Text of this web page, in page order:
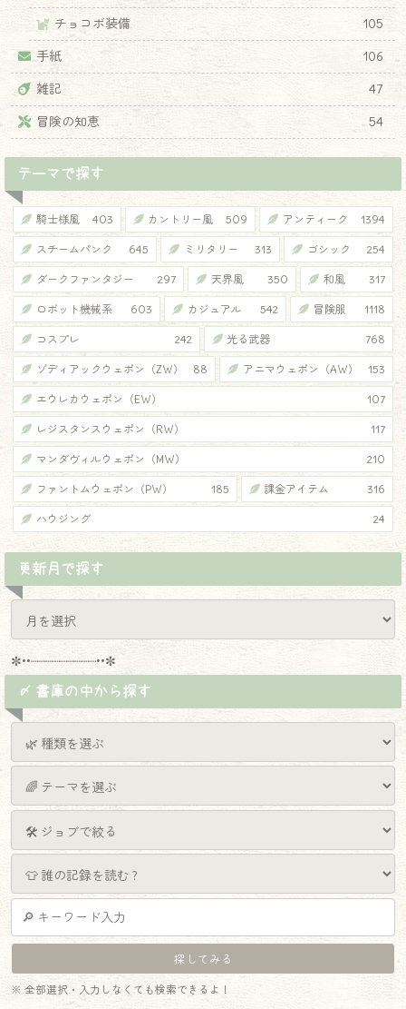
チョコボ装備
105
手紙
106
雑記
47
冒険の知恵
54
テーマで探す
騎士様風 403 カントリー風 509 アンティーク 1394
スチームパンク 645 ミリタリー 313 ゴシック 254
ダークファンタジー 297 天界風 350 和風 317
ロボット機械系 603 カジュアル 542 冒険服 1118
コスプレ 242 光る武器 768
ゾディアックウェポン（ZW） 88 アニマウェポン（AW） 153
エウレカウェポン（EW） 107
レジスタンスウェポン（RW） 117
マンダヴィルウェポン（MW） 210
ファントムウェポン（PW） 185 課金アイテム 316
ハウジング 24
更新月で探す
✼••┈┈┈┈┈┈┈┈┈••✼
〆 書庫の中から探す
※ 全部選択・入力しなくても検索できるよ！